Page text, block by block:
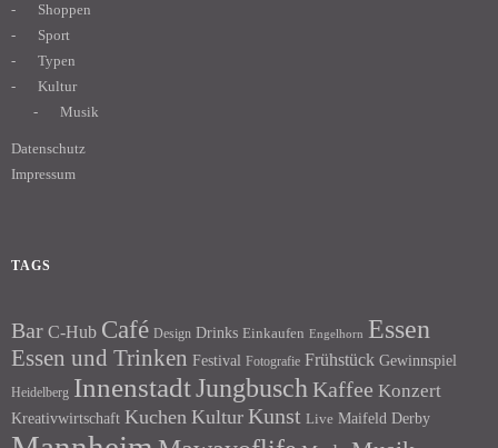
Shoppen
Sport
Typen
Kultur
Musik
Datenschutz
Impressum
TAGS
Bar C-Hub Café Design Drinks Einkaufen Engelhorn Essen
Essen und Trinken Festival Fotografie Frühstück Gewinnspiel
Heidelberg InnenstadtJungbusch Kaffee Konzert
Kreativwirtschaft Kuchen Kultur Kunst Live Maifeld Derby